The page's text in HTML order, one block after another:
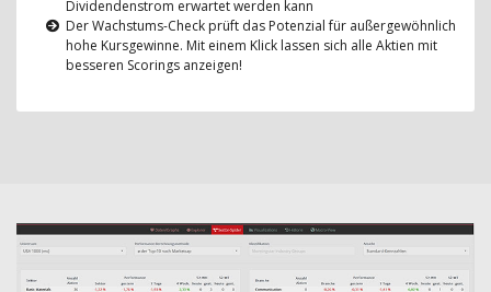
Dividendenstrom erwartet werden kann
Der Wachstums-Check prüft das Potenzial für außergewöhnlich
hohe Kursgewinne. Mit einem Klick lassen sich alle Aktien mit
besseren Scorings anzeigen!